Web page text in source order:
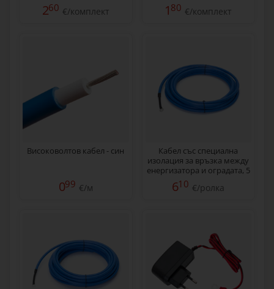
260 €/комплект 180 €/комплект
Високоволтов кабел - син
099 €/м
Кабел със специална
изолация за връзка между
енергизатора и оградата, 5
610 €/ролка